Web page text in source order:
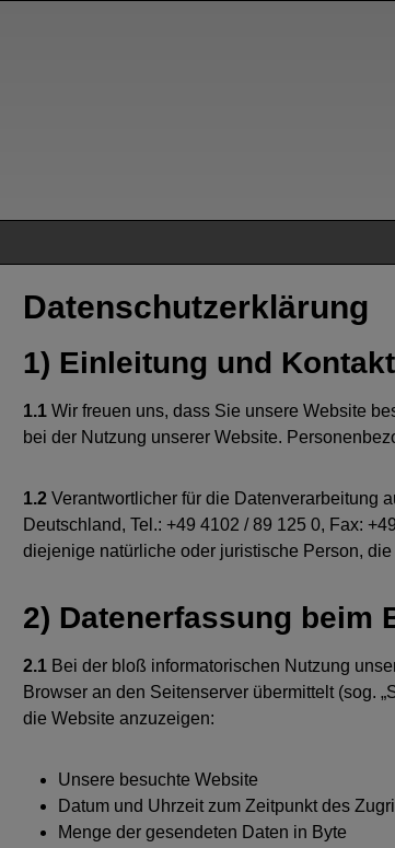
Datenschutzerklärung
1) Einleitung und
1.1 Wir freuen uns, dass Sie unsere Website
bei der Nutzung unserer Website.
1.2 Verantwortlicher für die Datenverarbeitung
Deutschland, Tel.: +49 4102 / 89 125 0, Fax:
diejenige natürliche oder juristische Person,
2) Datenerfassung beim
2.1 Bei der bloß informatorischen Nutzung
Browser an den Seitenserver übermittelt (sog.
die Website anzuzeigen:
Unsere besuchte Website
Datum und Uhrzeit zum Zeitpunkt des
Menge der gesendeten Daten in Byte